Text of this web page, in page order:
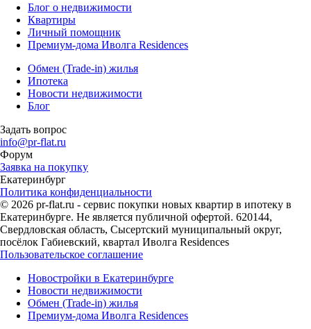
Блог о недвижимости
Квартиры
Личный помощник
Премиум-дома Иволга Residences
Обмен (Trade-in) жилья
Ипотека
Новости недвижимости
Блог
Задать вопрос
info@pr-flat.ru
Форум
Заявка на покупку
Екатеринбург
Политика конфиденциальности
© 2026 pr-flat.ru - сервис покупки новых квартир в ипотеку в
Екатеринбурге. Не является публичной офертой. 620144,
Свердловская область, Сысертский муниципальный округ,
посёлок Габиевский, квартал Иволга Residences
Пользовательское соглашение
Новостройки в Екатеринбурге
Новости недвижимости
Обмен (Trade-in) жилья
Премиум-дома Иволга Residences